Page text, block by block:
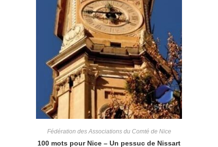
Fédération des Associations du Comté de Nice
100 mots pour Nice – Un pessuc de Nissart